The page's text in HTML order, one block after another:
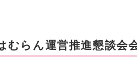
むらん運営推進懇談会